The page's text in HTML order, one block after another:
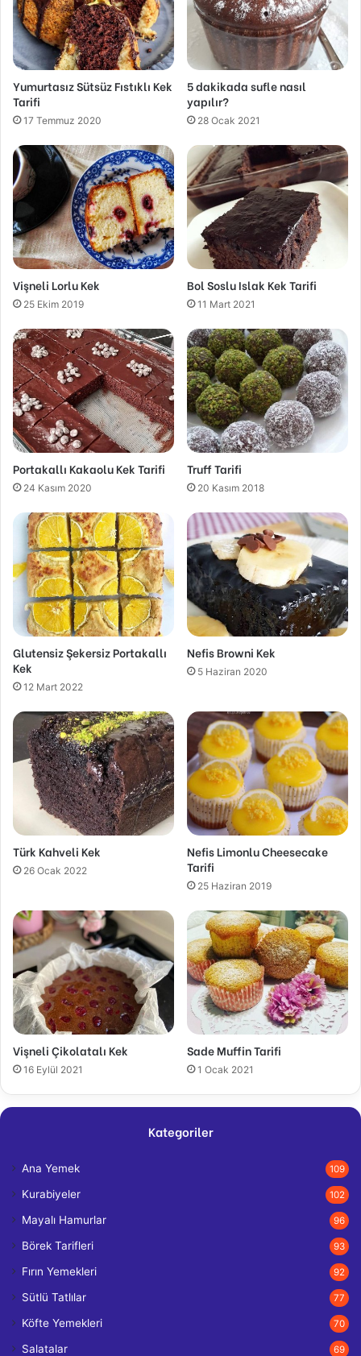
Yumurtasız Sütsüz Fıstıklı Kek
Tarifi
17 Temmuz 2020
5 dakikada sufle nasıl
yapılır?
28 Ocak 2021
Vişneli Lorlu Kek
25 Ekim 2019
Bol Soslu Islak Kek Tarifi
11 Mart 2021
Portakallı Kakaolu Kek Tarifi
24 Kasım 2020
Truff Tarifi
20 Kasım 2018
Glutensiz Şekersiz Portakallı
Kek
12 Mart 2022
Nefis Browni Kek
5 Haziran 2020
Türk Kahveli Kek
26 Ocak 2022
Nefis Limonlu Cheesecake
Tarifi
25 Haziran 2019
Vişneli Çikolatalı Kek
16 Eylül 2021
Sade Muffin Tarifi
1 Ocak 2021
Kategoriler
Ana Yemek 109
Kurabiyeler 102
Mayalı Hamurlar 96
Börek Tarifleri 93
Fırın Yemekleri 92
Sütlü Tatlılar 77
Köfte Yemekleri 70
Salatalar 69